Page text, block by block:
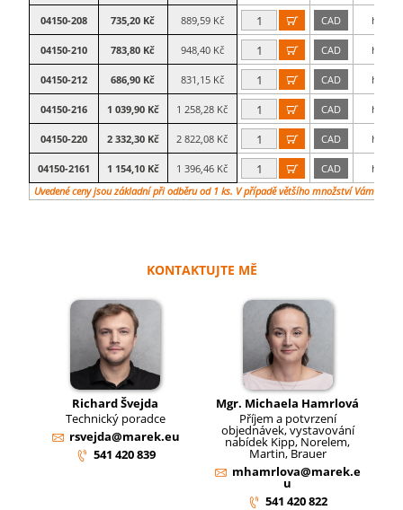
04150-208
735,20 Kč 889,59 Kč  CAD hliník
04150-210 783,80 Kč 948,40 Kč  CAD hliník
04150-212 686,90 Kč 831,15 Kč  CAD hliník
04150-216 1 039,90 Kč 1 258,28 Kč  CAD hliník
04150-220 2 332,30 Kč 2 822,08 Kč  CAD hliník
04150-2161 1 154,10 Kč 1 396,46 Kč  CAD
hliník
Uvedené ceny jsou základní při odběru od 1 ks. V případě většího množství Vám
KONTAKTUJTE MĚ
Richard Švejda
Technický poradce
rsvejda@marek.eu
541 420 839
Mgr. Michaela Hamrlová
Příjem a potvrzení
objednávek, vystavování
nabídek Kipp, Norelem,
Martin, Brauer
mhamrlova@marek.e
u
541 420 822